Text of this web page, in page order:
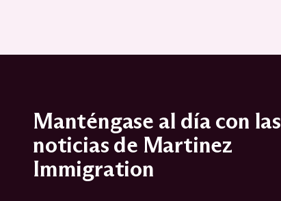
Manténgase al día con las
noticias de Martinez
Immigration